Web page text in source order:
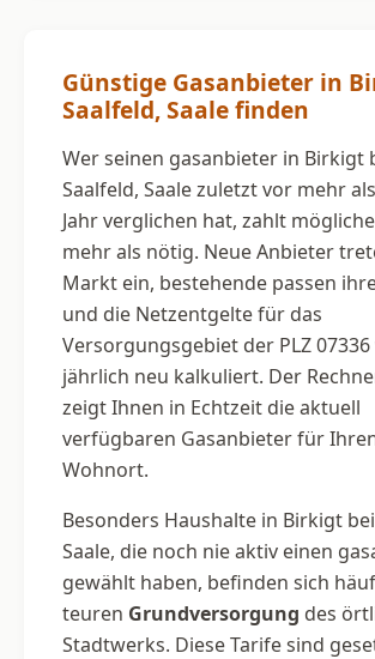
Günstige Gasanbieter in
Saalfeld, Saale finden
Wer seinen gasanbieter in Birkigt
Saalfeld, Saale zuletzt vor mehr
Jahr verglichen hat, zahlt
mehr als nötig. Neue Anbieter
Markt ein, bestehende passen
und die Netzentgelte für das
Versorgungsgebiet der PLZ
jährlich neu kalkuliert. Der
zeigt Ihnen in Echtzeit die aktuell
verfügbaren Gasanbieter für
Wohnort.
Besonders Haushalte in Birkigt
Saale, die noch nie aktiv einen
gewählt haben, befinden sich
teuren Grundversorgung des
Stadtwerks. Diese Tarife sind